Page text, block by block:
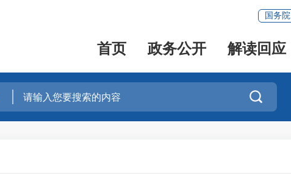
国务院
首页 政务公开 解读回应
